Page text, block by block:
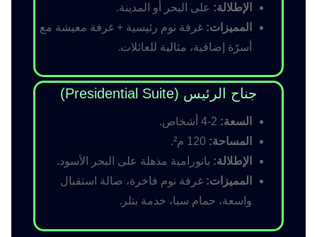
الإطلالة: على البحر أو المدينة.
المميزات: غرفة نوم رئيسية + غرفة معيشة مع
أسرّة إضافية، مثالية للعائلات.
جناح الرئيس (Presidential Suite)
السعة:
المساحة:
الإطلالة: بانورامية مذهلة على البحر الأسود.
المميزات: غرفة نوم فاخرة، صالة استقبال
واسعة، حمام سبا، خدمة بتلر.